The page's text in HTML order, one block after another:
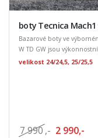
boty Tecnica Mach1
Bazarové boty ve
W TD GW jsou
velikost 24/24,5, 25/25,5
7 990 ,- 2 990,-